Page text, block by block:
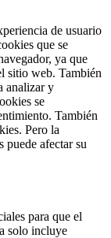
de usuario
que se
ya que
sitio web. También
analizar y
se
También
Pero la
puede afectar su
para que el
solo incluye